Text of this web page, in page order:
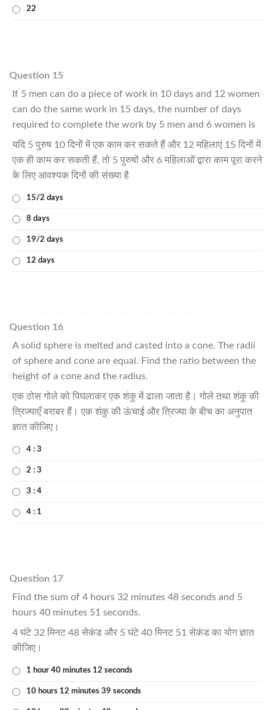
22
Question 15
If 5 men can do a piece of work in 10 days and 12 women
can do the same work in 15 days, the number of days
required to complete the work by 5 men and 6 women is
यदि 5 पुरुष 10 दिनों में एक काम कर सकते हैं और 12 महिलाएं 15 दिनों में
एक ही काम कर सकती हैं, तो 5 पुरुषों और 6 महिलाओं द्वारा काम पूरा करने
के लिए आवश्यक दिनों की संख्या है
15/2 days
8 days
19/2 days
12 days
Question 16
A solid sphere is melted and casted into a cone. The radii
of sphere and cone are equal. Find the ratio between the
height of a cone and the radius.
एक ठोस गोले को पिघलाकर एक शंकु में ढाला जाता है। गोले तथा शंकु की
त्रिज्याएँ बराबर हैं। एक शंकु की ऊंचाई और त्रिज्या के बीच का अनुपात
ज्ञात कीजिए।
4 : 3
2 : 3
3 : 4
4 : 1
Question 17
Find the sum of 4 hours 32 minutes 48 seconds and 5
hours 40 minutes 51 seconds.
4 घंटे 32 मिनट 48 सेकंड और 5 घंटे 40 मिनट 51 सेकंड का योग ज्ञात
कीजिए।
1 hour 40 minutes 12 seconds
10 hours 12 minutes 39 seconds